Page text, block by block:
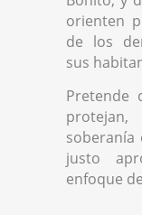
orienten
de los
sus
Pretende
justo
enfoque